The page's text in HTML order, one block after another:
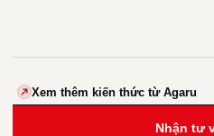
Xem thêm kiến thức từ Agaru
Nhận tư